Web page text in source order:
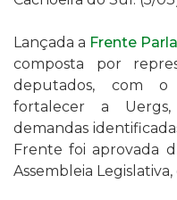
Lançada a Frente
composta por
deputados, com
fortalecer a Uergs,
demandas
Frente foi aprovada
Assembleia Legislativa,